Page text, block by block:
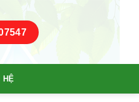
HỆ